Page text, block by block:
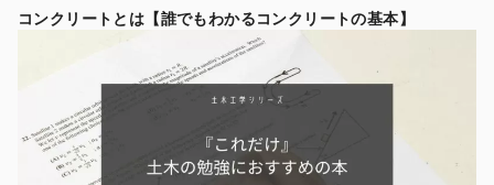
コンクリートとは【誰でもわかるコンクリートの基本】